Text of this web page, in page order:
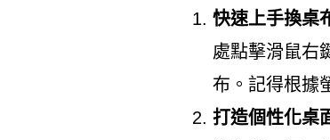
快速上手換桌
處點擊滑鼠右
布。記得根據
打造個性化桌